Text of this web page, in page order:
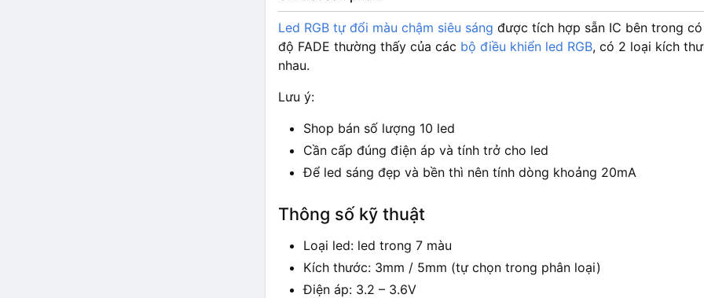
Led RGB tự đổi màu chậm siêu sáng được tích hợp sẵn IC bên trong
độ FADE thường thấy của các bộ điều khiển led RGB, có 2 loại kích
nhau.
Lưu ý:
Shop bán số lượng 10 led
Cần cấp đúng điện áp và tính trở cho led
Để led sáng đẹp và bền thì nên tính dòng khoảng 20mA
Thông số kỹ thuật
Loại led: led trong 7 màu
Kích thước: 3mm / 5mm (tự chọn trong phân loại)
Điện áp: 3.2 – 3.6V